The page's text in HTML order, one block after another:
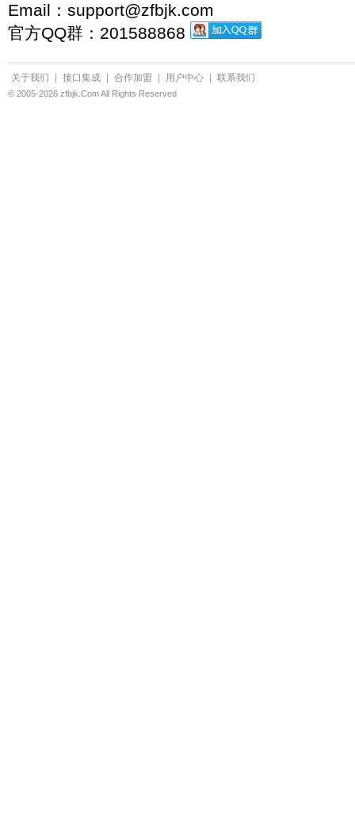
Email：support@zfbjk.com
官方QQ群：201588868
关于我们 接口集成 合作加盟 用户中心 联系我们
© 2005-2026 zfbjk.Com All Rights Reserved